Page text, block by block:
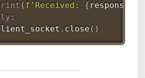
( f'Received: { response
:
. close ( )